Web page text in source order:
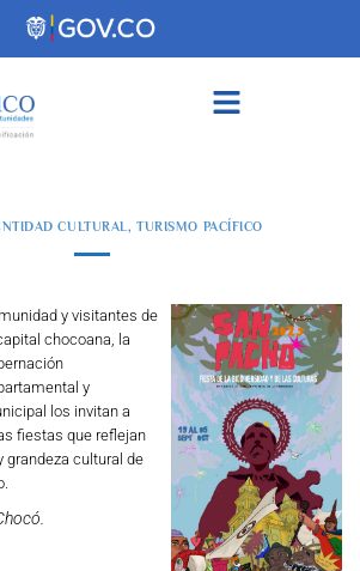
CULTURAL ,TURISMO PACÍFICO
y visitantes de
chocoana, la
y
los invitan a
fiestas que reflejan
grandeza cultural de